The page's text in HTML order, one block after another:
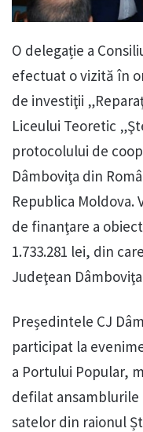
O delegație a
efectuat o vizită în
de investiţii
Liceului Teoretic
protocolului de
Dâmboviţa din
Republica Moldova.
de finanţare a
1.733.281 lei, din
Judeţean
Președintele CJ
participat la
a Portului Popular,
defilat
satelor din raionul